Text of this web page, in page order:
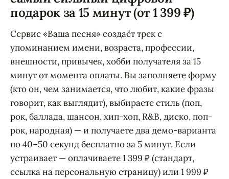
подарок за 15 минут (от 1 399 ₽)
Сервис «Ваша песня» создаёт трек с
упоминанием имени, возраста, профессии,
внешности, привычек, хобби получателя за 15
минут от момента оплаты. Вы заполняете форму
(кто он, чем занимается, что любит, какие фразы
говорит, как выглядит), выбираете стиль (поп,
рок, баллада, шансон, хип-хоп, R&B, диско, поп-
рок, народная) — и получаете два демо-варианта
по 40–50 секунд бесплатно за 5 минут. Если
устраивает — оплачиваете 1 399 ₽ (стандарт,
ссылка на персональную страницу) или 1 999 ₽